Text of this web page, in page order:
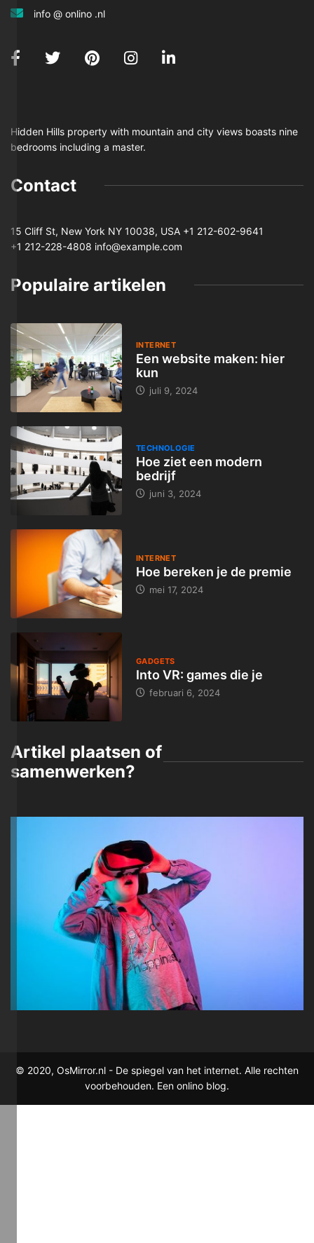
info @ onlino .nl
Hidden Hills property with mountain and city views boasts nine
bedrooms including a master.
Contact
15 Cliff St, New York NY 10038, USA +1 212-602-9641
+1 212-228-4808 info@example.com
Populaire artikelen
INTERNET
Een website maken: hier
kun
juli 9, 2024
TECHNOLOGIE
Hoe ziet een modern
bedrijf
juni 3, 2024
INTERNET
Hoe bereken je de premie
mei 17, 2024
GADGETS
Into VR: games die je
februari 6, 2024
Artikel plaatsen of
samenwerken?
© 2020, OsMirror.nl - De spiegel van het internet. Alle rechten
voorbehouden. Een onlino blog.